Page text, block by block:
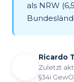
als NRW
Ricardo
Zuletzt
§34i GewO